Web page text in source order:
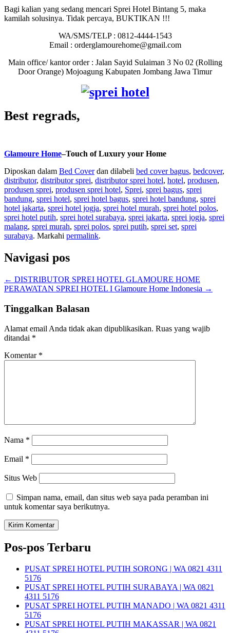
Bagi kalian yang sedang mencari Sprei Hotel Bintang 5, maka
kamilah solusinya. Tidak percaya, BUKTIKAN !!!
WA/SMS/TELP : 0812-4444-1543
Email : orderglamourehome@gmail.com
Main office/ kantor order : Jalan Sayid Sulaiman 3 No 02 (Rolling
Door Orange) Mojoagung Kabupaten Jombang Jawa Timur
Best regrads,
Glamoure Home–Touch of Luxury your Home
Diposkan dalam Bed Coverdan dilabeli bed cover bagus, bedcover,
distributor, distributor sprei, distributor sprei hotel, hotel, produsen,
produsen sprei, produsen sprei hotel, Sprei, sprei bagus, sprei
bandung, sprei hotel, sprei hotel bagus, sprei hotel bandung, sprei
hotel jakarta, sprei hotel jogja, sprei hotel murah, sprei hotel polos,
sprei hotel putih, sprei hotel surabaya, sprei jakarta, sprei jogja, sprei
malang, sprei murah, sprei polos, sprei putih, sprei set, sprei
surabaya. Markahi permalink.
Navigasi pos
← DISTRIBUTOR SPREI HOTEL GLAMOURE HOME
PERAWATAN SPREI HOTEL I Glamoure Home Indonesia →
Tinggalkan Balasan
Alamat email Anda tidak akan dipublikasikan. Ruas yang wajib
ditandai *
Komentar *
Nama *
Email *
Situs Web
Simpan nama, email, dan situs web saya pada peramban ini
untuk komentar saya berikutnya.
Pos-pos Terbaru
PUSAT SPREI HOTEL PUTIH SORONG | WA 0821 4311
5176
PUSAT SPREI HOTEL PUTIH SURABAYA | WA 0821
4311 5176
PUSAT SPREI HOTEL PUTIH MANADO | WA 0821 4311
5176
PUSAT SPREI HOTEL PUTIH MAKASSAR | WA 0821